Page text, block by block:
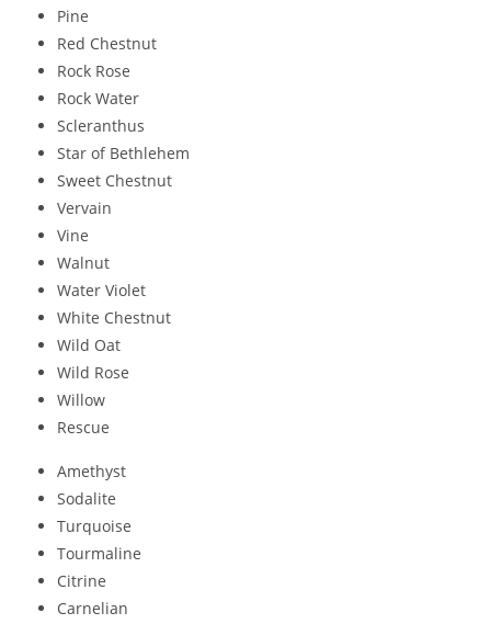
Pine
Red Chestnut
Rock Rose
Rock Water
Scleranthus
Star of Bethlehem
Sweet Chestnut
Vervain
Vine
Walnut
Water Violet
White Chestnut
Wild Oat
Wild Rose
Willow
Rescue
Amethyst
Sodalite
Turquoise
Tourmaline
Citrine
Carnelian